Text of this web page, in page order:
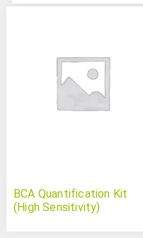
BCA Quantification Kit
(High Sensitivity)